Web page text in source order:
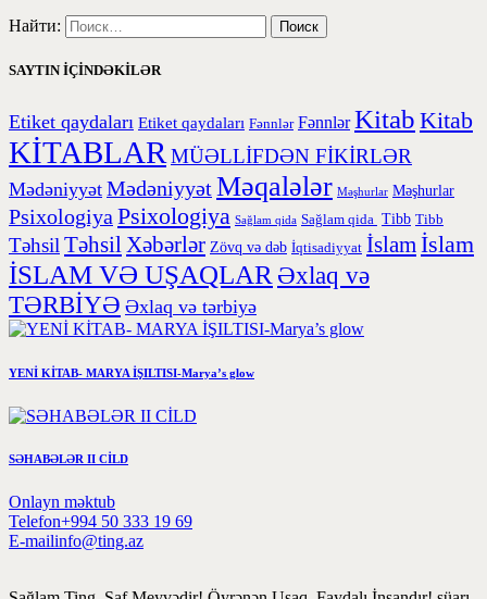
Найти:
SAYTIN İÇİNDƏKİLƏR
Etiket qaydaları Etiket qaydaları Fənnlər Fənnlər Kitab Kitab
KİTABLAR MÜƏLLİFDƏN FİKİRLƏR
Mədəniyyət MədəniyyətMəqalələr Məşhurlar Məşhurlar
Psixologiya Psixologiya Sağlam qida Sağlam qida Tibb Tibb
Təhsil Təhsil Xəbərlər Zövq və dəb İqtisadiyyat İslam İslam
İSLAM VƏ UŞAQLAR Əxlaq və
TƏRBİYƏ Əxlaq və tərbiyə
YENİ KİTAB- MARYA İŞILTISI-Marya’s glow
SƏHABƏLƏR II CİLD
Onlayn məktub
Telefon+994 50 333 19 69
E-mailinfo@ting.az